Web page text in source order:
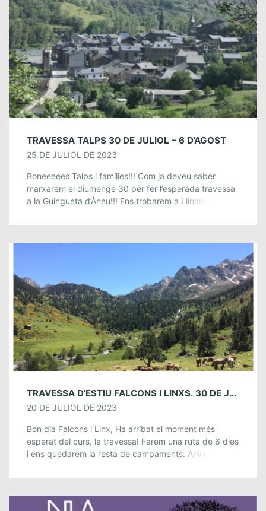
TRAVESSA TALPS 30 DE JULIOL – 6 D’AGOST
25 DE JULIOL DE 2023
Boneeeees Talps i famílies!!! Com ja deveu saber
marxarem el diumenge 30 per fer l’esperada travessa
a la Guingueta d’Àneu!!! Ens trobarem a Llinars,
TRAVESSA D’ESTIU FALCONS I LINXS. 30 DE JULIOL-6 D’AGOST
20 DE JULIOL DE 2023
Bon dia Falcons i Linx, Ha arribat el moment més
esperat del curs, la travessa! Farem una ruta de 6 dies
i ens quedarem la resta de campaments. Anirem per